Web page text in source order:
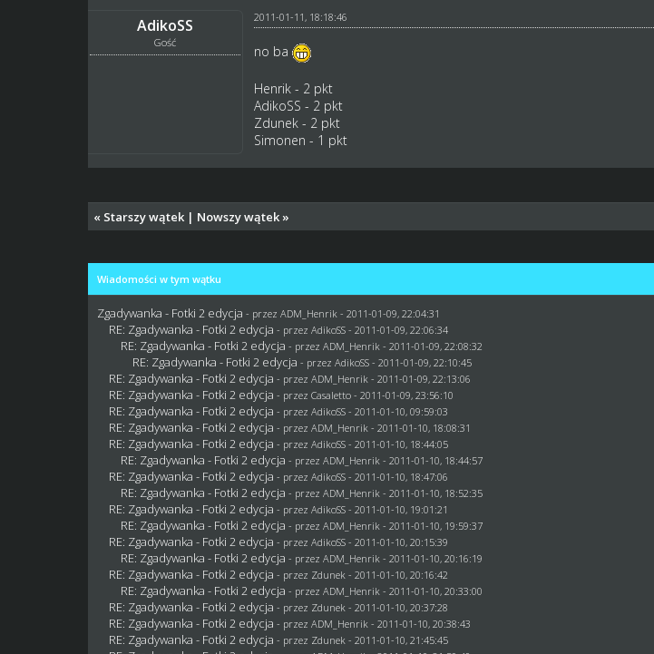
AdikoSS
Gość
2011-01-11, 18:18:46
no ba
Henrik - 2 pkt
AdikoSS - 2 pkt
Zdunek - 2 pkt
Simonen - 1 pkt
« Starszy wątek | Nowszy wątek »
Wiadomości w tym wątku
Zgadywanka - Fotki 2 edycja - przezADM_Henrik - 2011-01-09, 22:04:31
RE: Zgadywanka - Fotki 2 edycja - przez AdikoSS - 2011-01-09, 22:06:34
RE: Zgadywanka - Fotki 2 edycja - przezADM_Henrik - 2011-01-09, 22:08:32
RE: Zgadywanka - Fotki 2 edycja - przez AdikoSS - 2011-01-09, 22:10:45
RE: Zgadywanka - Fotki 2 edycja - przezADM_Henrik - 2011-01-09, 22:13:06
RE: Zgadywanka - Fotki 2 edycja - przezCasaletto - 2011-01-09, 23:56:10
RE: Zgadywanka - Fotki 2 edycja - przez AdikoSS - 2011-01-10, 09:59:03
RE: Zgadywanka - Fotki 2 edycja - przezADM_Henrik - 2011-01-10, 18:08:31
RE: Zgadywanka - Fotki 2 edycja - przez AdikoSS - 2011-01-10, 18:44:05
RE: Zgadywanka - Fotki 2 edycja - przezADM_Henrik - 2011-01-10, 18:44:57
RE: Zgadywanka - Fotki 2 edycja - przez AdikoSS - 2011-01-10, 18:47:06
RE: Zgadywanka - Fotki 2 edycja - przezADM_Henrik - 2011-01-10, 18:52:35
RE: Zgadywanka - Fotki 2 edycja - przez AdikoSS - 2011-01-10, 19:01:21
RE: Zgadywanka - Fotki 2 edycja - przezADM_Henrik - 2011-01-10, 19:59:37
RE: Zgadywanka - Fotki 2 edycja - przez AdikoSS - 2011-01-10, 20:15:39
RE: Zgadywanka - Fotki 2 edycja - przezADM_Henrik - 2011-01-10, 20:16:19
RE: Zgadywanka - Fotki 2 edycja - przez Zdunek - 2011-01-10, 20:16:42
RE: Zgadywanka - Fotki 2 edycja - przezADM_Henrik - 2011-01-10, 20:33:00
RE: Zgadywanka - Fotki 2 edycja - przez Zdunek - 2011-01-10, 20:37:28
RE: Zgadywanka - Fotki 2 edycja - przezADM_Henrik - 2011-01-10, 20:38:43
RE: Zgadywanka - Fotki 2 edycja - przez Zdunek - 2011-01-10, 21:45:45